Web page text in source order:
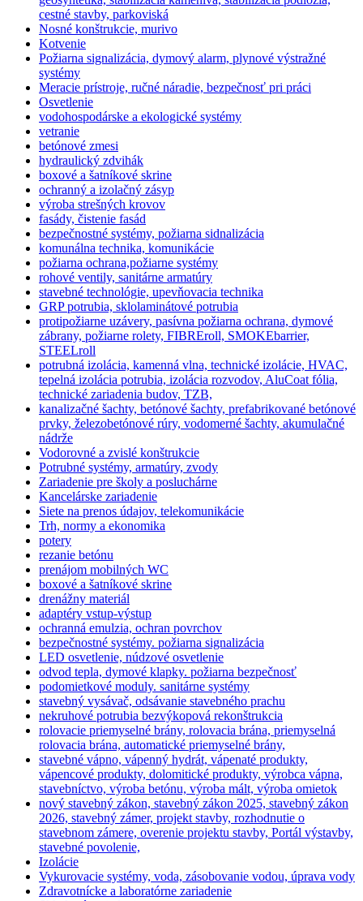
cestné stavby, parkoviská
Nosné konštrukcie, murivo
Kotvenie
Požiarna signalizácia, dymový alarm, plynové výstražné
systémy
Meracie prístroje, ručné náradie, bezpečnosť pri práci
Osvetlenie
vodohospodárske a ekologické systémy
vetranie
betónové zmesi
hydraulický zdvihák
boxové a šatníkové skrine
ochranný a izolačný zásyp
výroba strešných krovov
fasády, čistenie fasád
bezpečnostné systémy, požiarna sidnalizácia
komunálna technika, komunikácie
požiarna ochrana,požiarne systémy
rohové ventily, sanitárne armatúry
stavebné technológie, upevňovacia technika
GRP potrubia, sklolaminátové potrubia
protipožiarne uzávery, pasívna požiarna ochrana, dymové
zábrany, požiarne rolety, FIBREroll, SMOKEbarrier,
STEELroll
potrubná izolácia, kamenná vlna, technické izolácie, HVAC,
tepelná izolácia potrubia, izolácia rozvodov, AluCoat fólia,
technické zariadenia budov, TZB,
kanalizačné šachty, betónové šachty, prefabrikované betónové
prvky, železobetónové rúry, vodomerné šachty, akumulačné
nádrže
Vodorovné a zvislé konštrukcie
Potrubné systémy, armatúry, zvody
Zariadenie pre školy a posluchárne
Kancelárske zariadenie
Siete na prenos údajov, telekomunikácie
Trh, normy a ekonomika
potery
rezanie betónu
prenájom mobilných WC
boxové a šatníkové skrine
drenážny materiál
adaptéry vstup-výstup
ochranná emulzia, ochran povrchov
bezpečnostné systémy. požiarna signalizácia
LED osvetlenie, núdzové osvetlenie
odvod tepla, dymové klapky. požiarna bezpečnosť
podomietkové moduly. sanitárne systémy
stavebný vysávač, odsávanie stavebného prachu
nekruhové potrubia bezvýkopová rekonštrukcia
rolovacie priemyselné brány, rolovacia brána, priemyselná
rolovacia brána, automatické priemyselné brány,
stavebné vápno, vápenný hydrát, vápenaté produkty,
vápencové produkty, dolomitické produkty, výrobca vápna,
stavebníctvo, výroba betónu, výroba mált, výroba omietok
nový stavebný zákon, stavebný zákon 2025, stavebný zákon
2026, stavebný zámer, projekt stavby, rozhodnutie o
stavebnom zámere, overenie projektu stavby, Portál výstavby,
stavebné povolenie,
Izolácie
Vykurovacie systémy, voda, zásobovanie vodou, úprava vody
Zdravotnícke a laboratórne zariadenie